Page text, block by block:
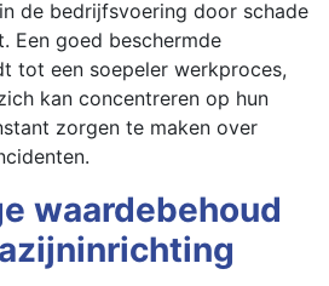
de bedrijfsvoering door schade
Een goed beschermde
tot een soepeler werkproces,
kan concentreren op hun
zorgen te maken over
waardebehoud